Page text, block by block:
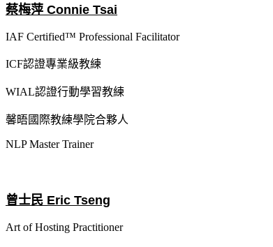
蔡梅萍 Connie Tsai
IAF Certified™ Professional Facilitator
ICF認證專業級教練
WIAL認證行動學習教練
馨晤國際教練學院合夥人
NLP Master Trainer
曾士民 Eric Tseng
Art of Hosting Practitioner